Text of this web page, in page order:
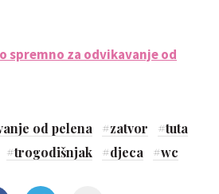
spremno za odvikavanje od
od pelena #zatvor #tuta
#trogodišnjak #djeca #wc